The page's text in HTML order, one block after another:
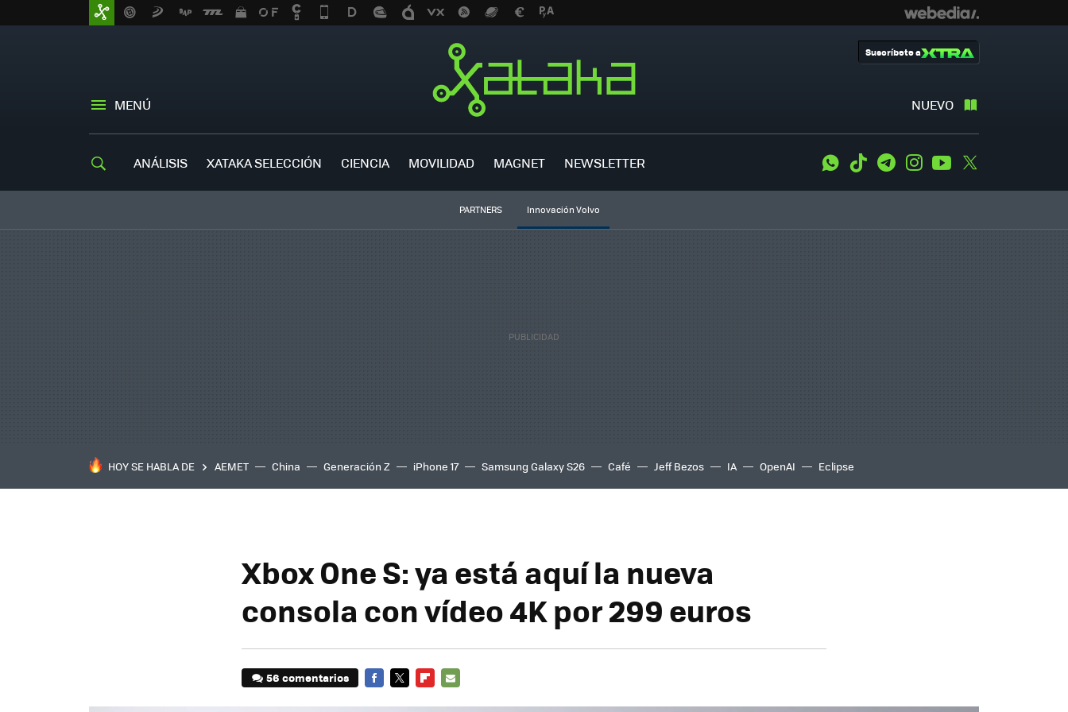
MENÚ NUEVO
Suscríbete a
ANÁLISIS XATAKA SELECCIÓN CIENCIA MOVILIDAD MAGNET NEWSLETTER WhatsApp
Tiktok TelegramInstagramYoutube
PARTNERS Innovación Volvo
HOY SE HABLA DE AEMET China Generación Z iPhone 17 Samsung Galaxy S26 Café Jeff Bezos IA OpenAI Eclipse
Xbox One S: ya está aquí la nueva
consola con vídeo 4K por 299 euros
56 comentarios